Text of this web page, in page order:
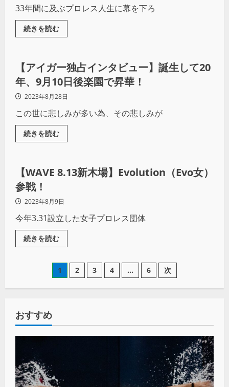
33年間に及ぶプロレス人生に幕を下ろ
続きを読む
プロレス
【アイガー独占インタビュー】誕生して20
年、9月10日後楽園で昇華！
2023年8月28日
この世に悲しみが多い為、その悲しみが
続きを読む
プロレス
【WAVE 8.13新木場】Evolution（Evo女）
参戦！
2023年8月9日
今年3.31設立した女子プロレス団体
続きを読む
1 2 3 4 … 6 次
おすすめ